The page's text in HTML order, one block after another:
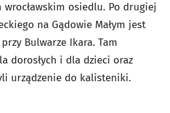
osiedlu. Po drugiej
na Gądowie Małym jest
Bulwarze Ikara. Tam
dorosłych i dla dzieci oraz
urządzenie do kalisteniki.